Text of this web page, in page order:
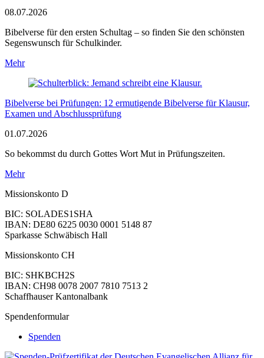
08.07.2026
Bibelverse für den ersten Schultag – so finden Sie den schönsten
Segenswunsch für Schulkinder.
Mehr
Bibelverse bei Prüfungen: 12 ermutigende Bibelverse für Klausur,
Examen und Abschlussprüfung
01.07.2026
So bekommst du durch Gottes Wort Mut in Prüfungszeiten.
Mehr
Missionskonto D
BIC: SOLADES1SHA
IBAN: DE80 6225 0030 0001 5148 87
Sparkasse Schwäbisch Hall
Missionskonto CH
BIC: SHKBCH2S
IBAN: CH98 0078 2007 7810 7513 2
Schaffhauser Kantonalbank
Spendenformular
Spenden